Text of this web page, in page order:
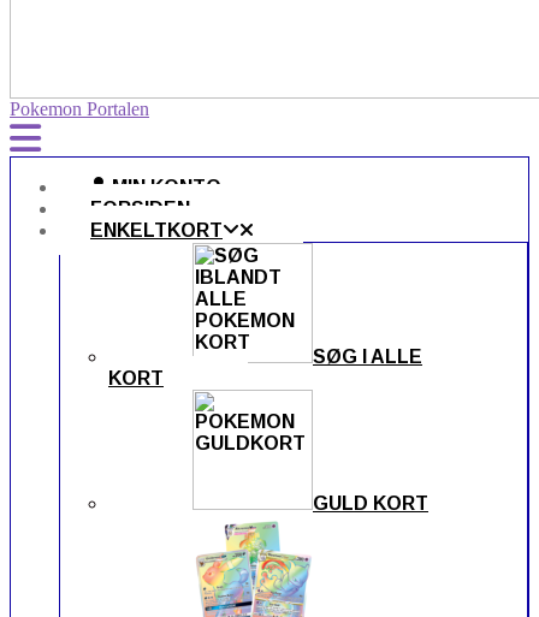
Pokemon Portalen
MIN KONTO
FORSIDEN
ENKELTKORT
SØG I ALLE
KORT
GULD KORT